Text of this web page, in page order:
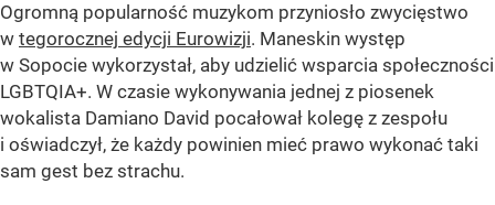
Ogromną popularność muzykom przyniosło zwycięstwo
w tegorocznej edycji Eurowizji. Maneskin występ
w Sopocie wykorzystał, aby udzielić wsparcia społeczności
LGBTQIA+. W czasie wykonywania jednej z piosenek
wokalista Damiano David pocałował kolegę z zespołu
i oświadczył, że każdy powinien mieć prawo wykonać taki
sam gest bez strachu.